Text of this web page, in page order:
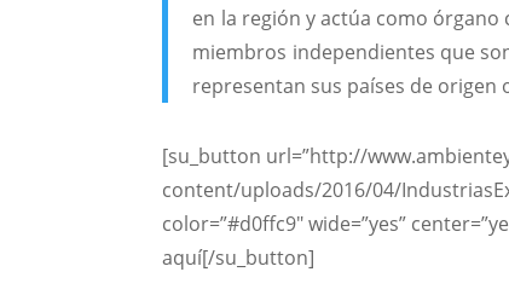
en la región y actúa como órgano
miembros independientes que
representan sus países de origen
[su_button url=”http://
content/uploads/2016/04/
color=”#d0ffc9″ wide=”yes”
aquí[/su_button]